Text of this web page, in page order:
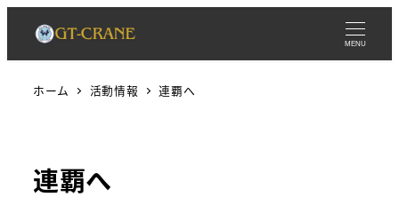
MENU
ホーム 活動情報 連覇へ
連覇へ